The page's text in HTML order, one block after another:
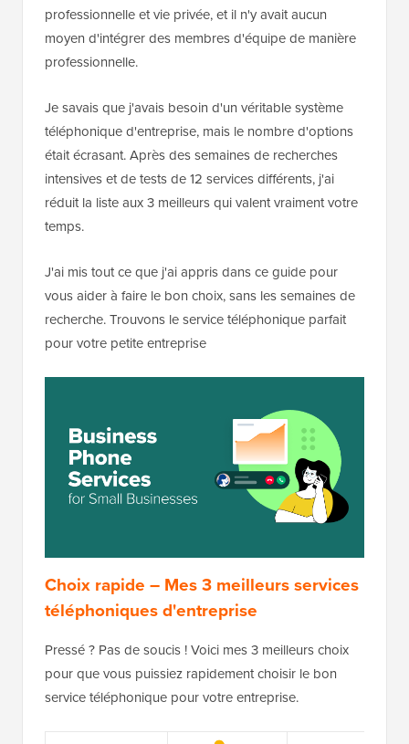
professionnelle et vie privée, et il n'y avait aucun
moyen d'intégrer des membres d'équipe de manière
professionnelle.
Je savais que j'avais besoin d'un véritable système
téléphonique d'entreprise, mais le nombre d'options
était écrasant. Après des semaines de recherches
intensives et de tests de 12 services différents, j'ai
réduit la liste aux 3 meilleurs qui valent vraiment votre
temps.
J'ai mis tout ce que j'ai appris dans ce guide pour
vous aider à faire le bon choix, sans les semaines de
recherche. Trouvons le service téléphonique parfait
pour votre petite entreprise
Choix rapide – Mes 3 meilleurs services
téléphoniques d'entreprise
Pressé ? Pas de soucis ! Voici mes 3 meilleurs choix
pour que vous puissiez rapidement choisir le bon
service téléphonique pour votre entreprise.